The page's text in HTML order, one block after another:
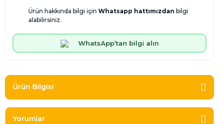
Ürün hakkında bilgi için Whatsapp hattımızdan bilgi
alabilirsiniz.
WhatsApp’tan bilgi alın
Ürün Bilgisi
Yorumlar